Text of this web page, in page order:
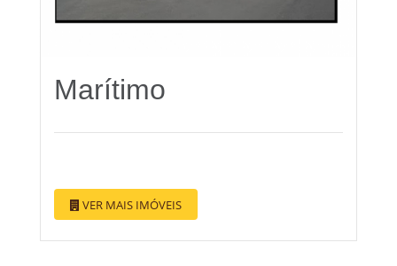
Marítimo
VER MAIS IMÓVEIS